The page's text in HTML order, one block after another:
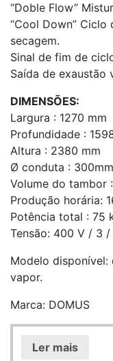
“Doble Flow”
“Cool Down”
secagem.
Sinal de fim de
Saída de exaustão
DIMENSÕES:
Largura : 1270 mm
Profundidade :
Altura : 2380 mm
Ø conduta : 300mm
Volume do tambor
Produção horária:
Potência total : 75
Tensão: 400 V / 3
Modelo disponível:
vapor.
Marca: DOMUS
Ler mais